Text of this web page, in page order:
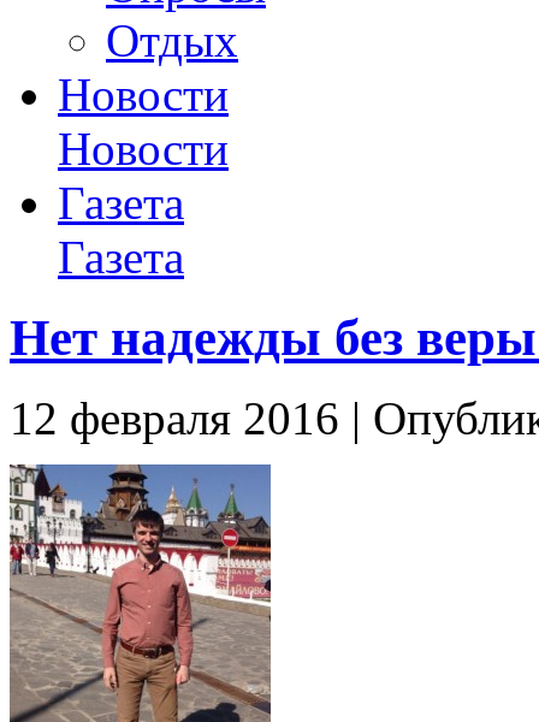
Отдых
Новости
Новости
Газета
Газета
Нет надежды без
12 февраля 2016 |